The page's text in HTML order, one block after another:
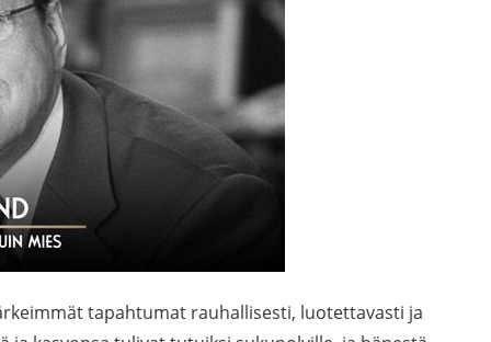
tapahtumat rauhallisesti, luotettavasti ja